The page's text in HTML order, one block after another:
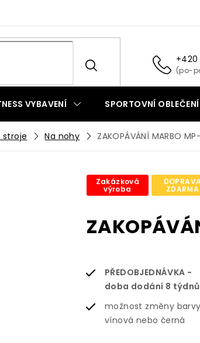
+420
VYBAVENÍ SPORTOVNÍ OBLEČENÍ
stroje Na nohy ZAKOPÁVÁNÍ MARBO
Zakázková
výroba ZDARMA
PŘEDOBJEDNÁVKA -
doba dodání 8 týdnů
možnost změny
vínová nebo černá